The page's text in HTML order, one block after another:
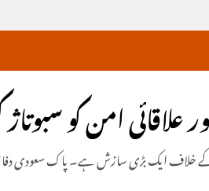
علاقائی امن کو
کے خلاف ایک بڑی سازش ہے۔ پاک سعودی